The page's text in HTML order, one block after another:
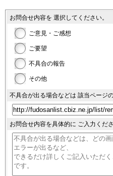
お問合せ内容を 選択してください。
ご意見・ご感想
ご要望
不具合の報告
その他
不具合が出る場合などは 該当ページ
お問合せ内容を具体的に ご入力くださ